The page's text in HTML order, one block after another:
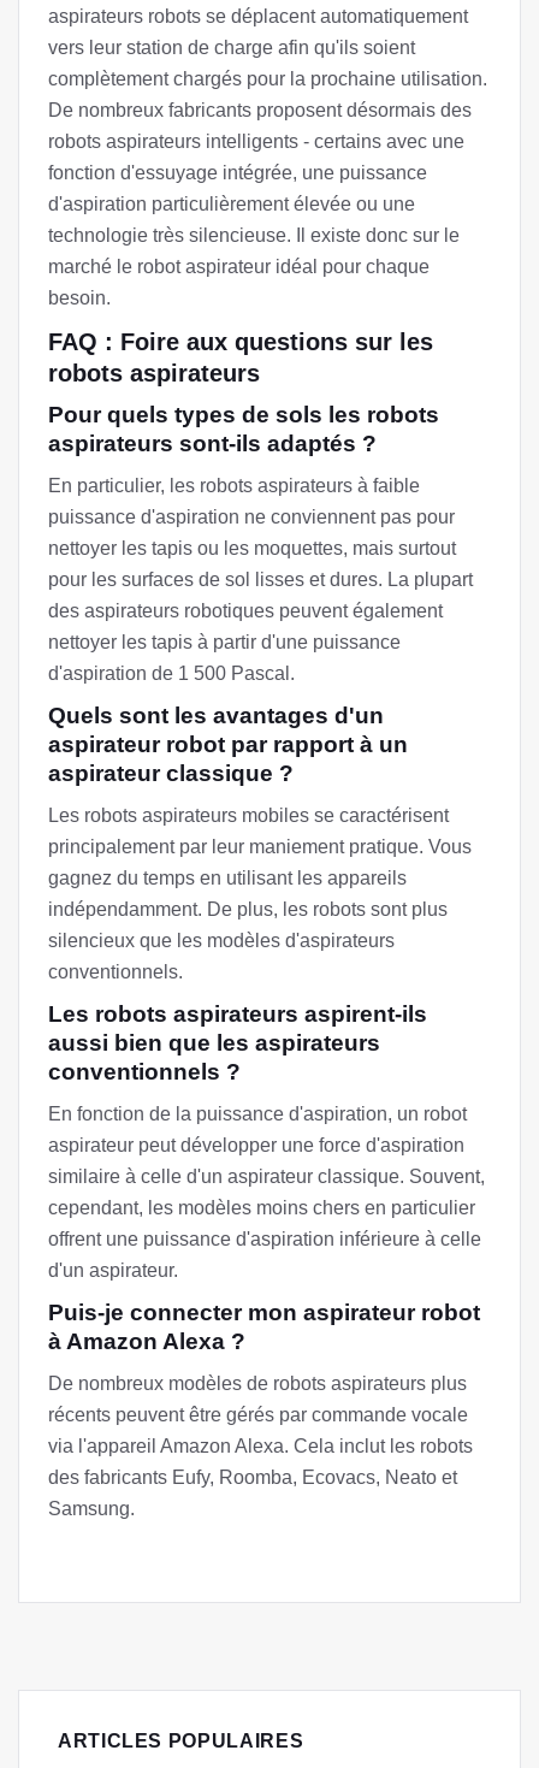
aspirateurs robots se déplacent automatiquement
vers leur station de charge afin qu'ils soient
complètement chargés pour la prochaine utilisation.
De nombreux fabricants proposent désormais des
robots aspirateurs intelligents - certains avec une
fonction d'essuyage intégrée, une puissance
d'aspiration particulièrement élevée ou une
technologie très silencieuse. Il existe donc sur le
marché le robot aspirateur idéal pour chaque
besoin.
FAQ : Foire aux questions sur les
robots aspirateurs
Pour quels types de sols les robots
aspirateurs sont-ils adaptés ?
En particulier, les robots aspirateurs à faible
puissance d'aspiration ne conviennent pas pour
nettoyer les tapis ou les moquettes, mais surtout
pour les surfaces de sol lisses et dures. La plupart
des aspirateurs robotiques peuvent également
nettoyer les tapis à partir d'une puissance
d'aspiration de 1 500 Pascal.
Quels sont les avantages d'un
aspirateur robot par rapport à un
aspirateur classique ?
Les robots aspirateurs mobiles se caractérisent
principalement par leur maniement pratique. Vous
gagnez du temps en utilisant les appareils
indépendamment. De plus, les robots sont plus
silencieux que les modèles d'aspirateurs
conventionnels.
Les robots aspirateurs aspirent-ils
aussi bien que les aspirateurs
conventionnels ?
En fonction de la puissance d'aspiration, un robot
aspirateur peut développer une force d'aspiration
similaire à celle d'un aspirateur classique. Souvent,
cependant, les modèles moins chers en particulier
offrent une puissance d'aspiration inférieure à celle
d'un aspirateur.
Puis-je connecter mon aspirateur robot
à Amazon Alexa ?
De nombreux modèles de robots aspirateurs plus
récents peuvent être gérés par commande vocale
via l'appareil Amazon Alexa. Cela inclut les robots
des fabricants Eufy, Roomba, Ecovacs, Neato et
Samsung.
ARTICLES POPULAIRES